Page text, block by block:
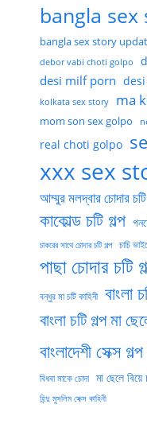
bangla
bangla sex story
debor vabi choti golpo
desi milf porn
kolkata sex story ma
mom son sex golpo
real choti golpo
xxx sex
আম্মুর মলদ্বার চোদার চটি
কাকোল্ড চটি গল্প
চাকরের সাথে চোদার চটি গল্প চাচি
পাছা চোদার চটি
বন্ধুর মা চটি কাহিনী বাংলা
বাংলা চটি গল্প মা
বাংলাদেশী সেক্স গল্প
বিধবা মাকে চোদা মা ছেলে বিয়ে
হিন্দু মুসলিম সেক্স কাহিনী